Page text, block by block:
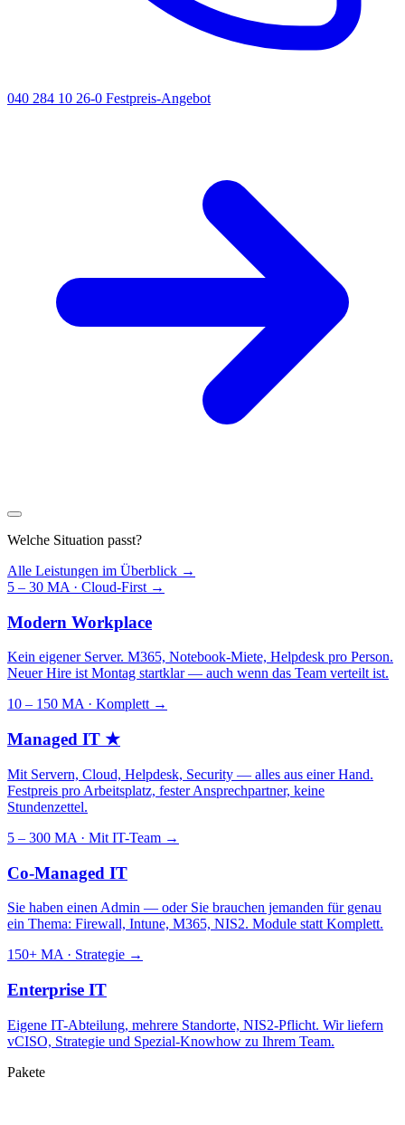
040 284 10 26-0 Festpreis-Angebot
Welche Situation passt?
Alle Leistungen im Überblick →
5 – 30 MA · Cloud-First →
Modern Workplace
Kein eigener Server. M365, Notebook-Miete, Helpdesk pro Person.
Neuer Hire ist Montag startklar — auch wenn das Team verteilt ist.
10 – 150 MA · Komplett →
Managed IT ★
Mit Servern, Cloud, Helpdesk, Security — alles aus einer Hand.
Festpreis pro Arbeitsplatz, fester Ansprechpartner, keine
Stundenzettel.
5 – 300 MA · Mit IT-Team →
Co-Managed IT
Sie haben einen Admin — oder Sie brauchen jemanden für genau
ein Thema: Firewall, Intune, M365, NIS2. Module statt Komplett.
150+ MA · Strategie →
Enterprise IT
Eigene IT-Abteilung, mehrere Standorte, NIS2-Pflicht. Wir liefern
vCISO, Strategie und Spezial-Knowhow zu Ihrem Team.
Pakete